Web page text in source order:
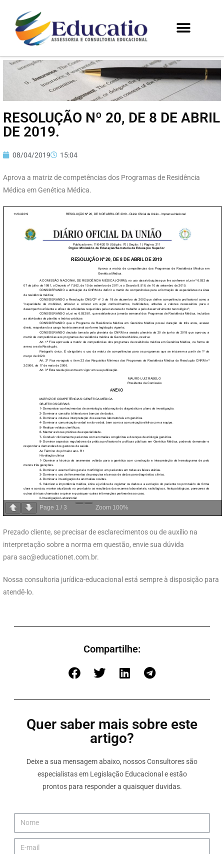
RESOLUÇÃO Nº 20, DE 8 DE ABRIL
DE 2019.
08/04/2019 15:04
Aprova a matriz de competências dos Programas de Residência
Médica em Genética Médica.
Page 1 / 3 Zoom 100%
Prezado cliente, se precisar de esclarecimentos ou de auxílio na
interpretação sobre a norma em questão, envie sua dúvida
para sac@educationet.com.br.
Nossa consultoria jurídica-educacional está sempre à disposição para
atendê-lo.
Compartilhe:
Quer saber mais sobre este
artigo?
Deixe a sua mensagem abaixo, nossos Consultores são
especialistas em Legislação Educacional e estão
prontos para responder a quaisquer duvidas.